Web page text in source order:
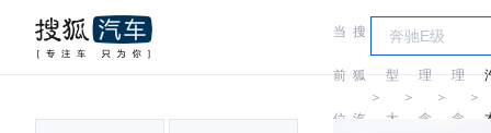
当
前
位
搜
狐
汽
＞
车
型
大
＞
理
念
＞
理
念
＞